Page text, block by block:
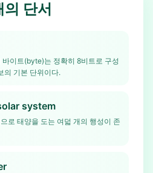
의 단서
바이트(byte)는 정확히 8비트로 구성
의 기본 단위이다.
system
로 태양을 도는 여덟 개의 행성이 존